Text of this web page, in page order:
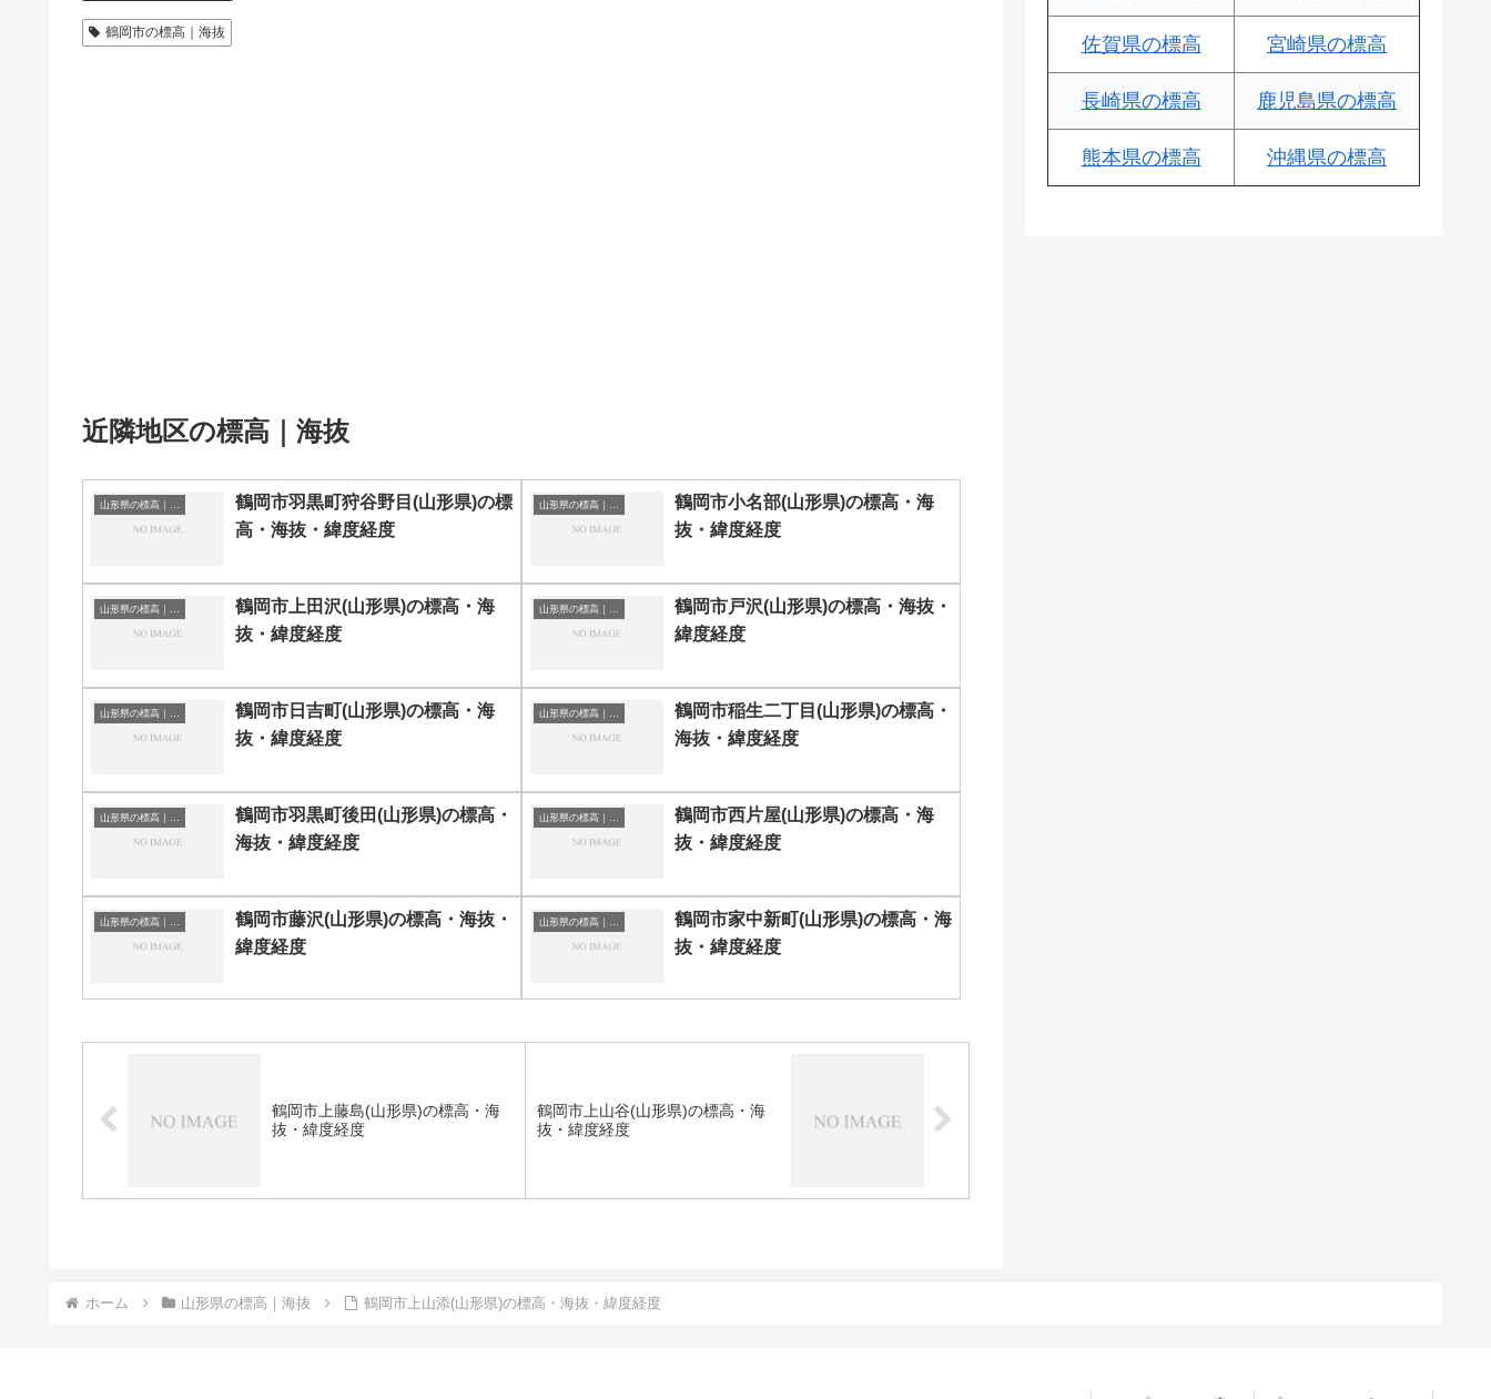
鶴岡市の標高｜海抜
近隣地区の標高｜海抜
鶴岡市羽黒町狩谷野目(山形県)の標
高・海抜・緯度経度
鶴岡市小名部(山形県)の標高・海
抜・緯度経度
鶴岡市上田沢(山形県)の標高・海
抜・緯度経度
鶴岡市戸沢(山形県)の標高・海抜・
緯度経度
鶴岡市日吉町(山形県)の標高・海
抜・緯度経度
鶴岡市稲生二丁目(山形県)の標高・
海抜・緯度経度
鶴岡市羽黒町後田(山形県)の標高・
海抜・緯度経度
鶴岡市西片屋(山形県)の標高・海
抜・緯度経度
鶴岡市藤沢(山形県)の標高・海抜・
緯度経度
鶴岡市家中新町(山形県)の標高・海
抜・緯度経度
鶴岡市上藤島(山形県)の標高・海
抜・緯度経度
鶴岡市上山谷(山形県)の標高・海
抜・緯度経度
佐賀県の標高 宮崎県の標高
長崎県の標高 鹿児島県の標高
熊本県の標高 沖縄県の標高
ホーム 山形県の標高｜海抜 鶴岡市上山添(山形県)の標高・海抜・緯度経度